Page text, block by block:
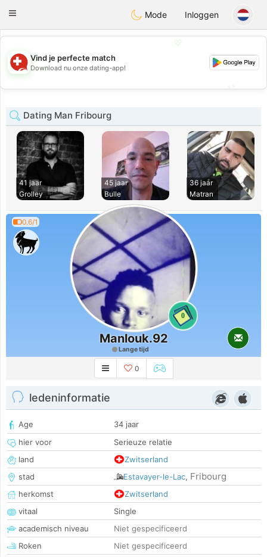
Suissi
Toggle
Mode Inloggen
💖
💕
Vind je perfecte match
Download nu onze dating-app!
Dating Man Fribourg
41 jaar
Grolley
45 jaar
Bulle
36 jaar
Matran
0.6/1
0
Manlouk.92
Lange tijd
0
ledeninformatie
Age
34 jaar
hier voor
Serieuze relatie
land
Zwitserland
stad
Estavayer-le-Lac, Fribourg
herkomst
Zwitserland
vitaal
Single
academisch niveau
Niet gespecificeerd
Roken
Niet gespecificeerd